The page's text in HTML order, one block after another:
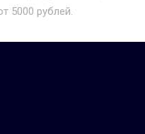
5000 рублей.